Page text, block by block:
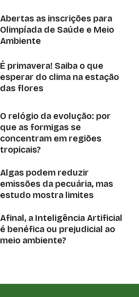
Abertas as inscrições para
Olimpíada de Saúde e Meio
Ambiente
É primavera! Saiba o que
esperar do clima na estação
das flores
O relógio da evolução: por
que as formigas se
concentram em regiões
tropicais?
Algas podem reduzir
emissões da pecuária, mas
estudo mostra limites
Afinal, a Inteligência Artificial
é benéfica ou prejudicial ao
meio ambiente?